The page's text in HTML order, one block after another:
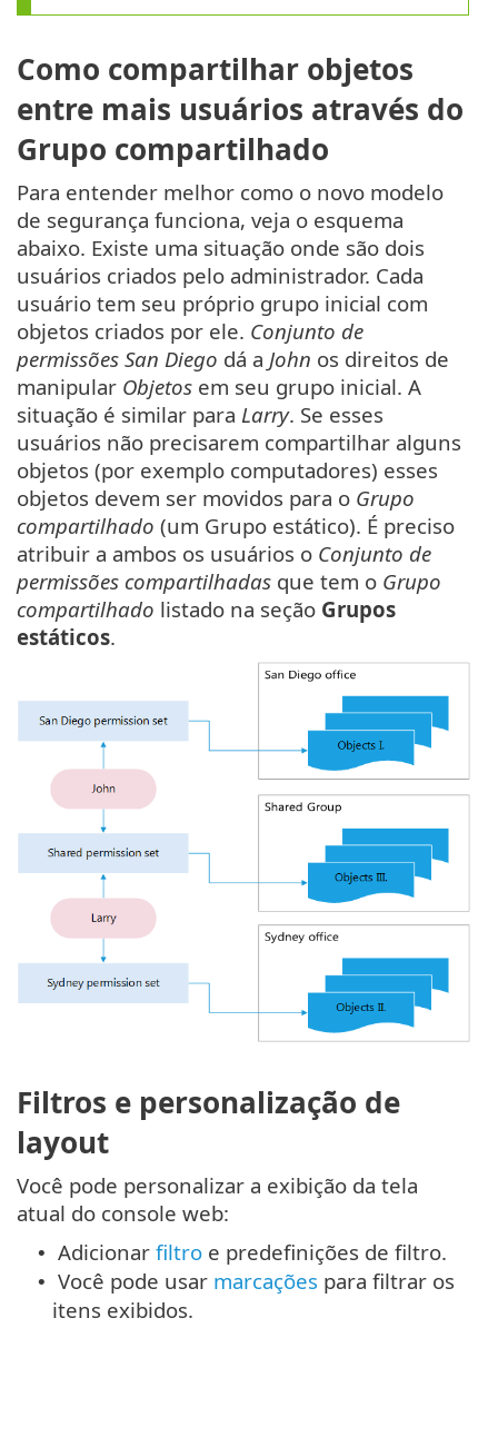
Como compartilhar objetos
entre mais usuários através do
Grupo compartilhado
Para entender melhor como o novo modelo
de segurança funciona, veja o esquema
abaixo. Existe uma situação onde são dois
usuários criados pelo administrador. Cada
usuário tem seu próprio grupo inicial com
objetos criados por ele. Conjunto de
permissões San Diego dá a John os direitos de
manipular Objetos em seu grupo inicial. A
situação é similar para Larry. Se esses
usuários não precisarem compartilhar alguns
objetos (por exemplo computadores) esses
objetos devem ser movidos para o Grupo
compartilhado (um Grupo estático). É preciso
atribuir a ambos os usuários o Conjunto de
permissões compartilhadas que tem o Grupo
compartilhado listado na seção Grupos
estáticos.
Filtros e personalização de
layout
Você pode personalizar a exibição da tela
atual do console web:
• Adicionar filtro e predefinições de filtro.
• Você pode usar marcações para filtrar os
itens exibidos.